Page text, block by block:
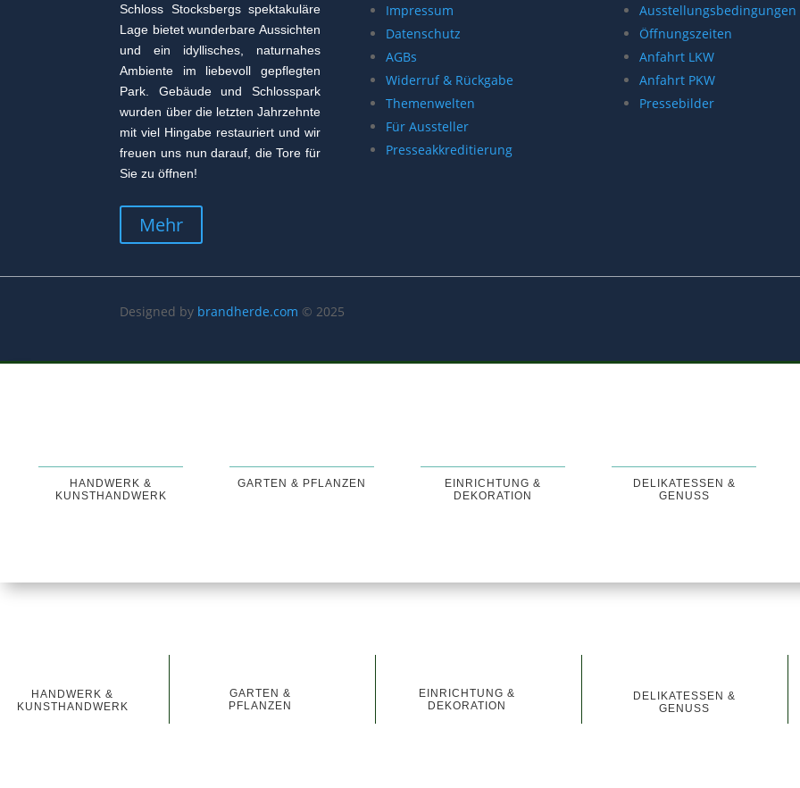
Schloss Stocksbergs spektakuläre
Lage bietet wunderbare Aussichten
und ein idyllisches, naturnahes
Ambiente im liebevoll gepflegten
Park. Gebäude und Schlosspark
wurden über die letzten Jahrzehnte
mit viel Hingabe restauriert und wir
freuen uns nun darauf, die Tore für
Sie zu öffnen!
Mehr
Impressum
Datenschutz
AGBs
Widerruf & Rückgabe
Themenwelten
Für Aussteller
Presseakkreditierung
Ausstellungsbedingungen
Öffnungszeiten
Anfahrt LKW
Anfahrt PKW
Pressebilder
Designed by brandherde.com © 2025
HANDWERK &
KUNSTHANDWERK
GARTEN & PFLANZEN
EINRICHTUNG &
DEKORATION
DELIKATESSEN &
GENUSS
HANDWERK &
KUNSTHANDWERK
GARTEN &
PFLANZEN
EINRICHTUNG &
DEKORATION
DELIKATESSEN &
GENUSS